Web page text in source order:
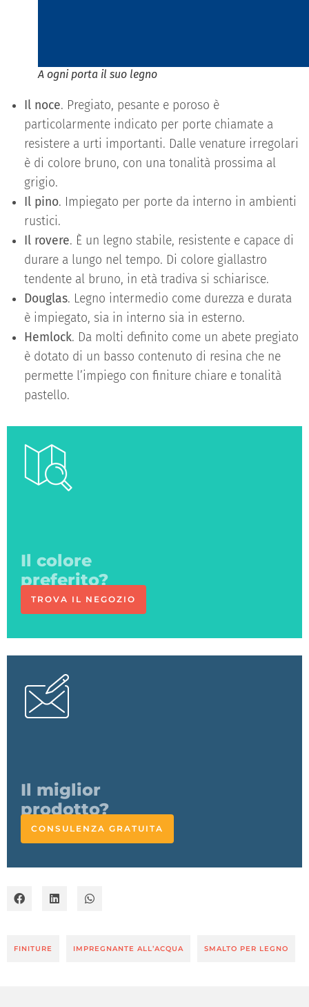
A ogni porta il suo legno
Il noce. Pregiato, pesante e poroso è
particolarmente indicato per porte chiamate a
resistere a urti importanti. Dalle venature irregolari
è di colore bruno, con una tonalità prossima al
grigio.
Il pino. Impiegato per porte da interno in ambienti
rustici.
Il rovere. È un legno stabile, resistente e capace di
durare a lungo nel tempo. Di colore giallastro
tendente al bruno, in età tradiva si schiarisce.
Douglas. Legno intermedio come durezza e durata
è impiegato, sia in interno sia in esterno.
Hemlock. Da molti definito come un abete pregiato
è dotato di un basso contenuto di resina che ne
permette l’impiego con finiture chiare e tonalità
pastello.
Ci vediamo
in negozio
TROVA IL NEGOZIO
L'esperto
CONSULENZA GRATUITA
FINITURE IMPREGNANTE ALL’ACQUA SMALTO PER LEGNO